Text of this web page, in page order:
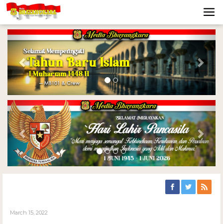
Previous Next
Previous Next
March 15, 2022